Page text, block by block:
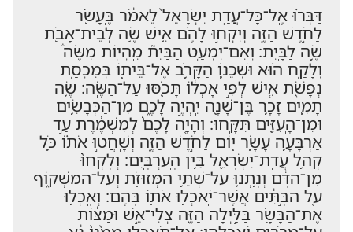
דַּבְּר֗וּ אֶֽל־כָּל־עֲדַ֤ת יִשְׂרָאֵל֙ לֵאמֹ֔ר בֶּֽעָשֹׂ֖ר
לַחֹ֣דֶשׁ הַזֶּ֑ה וְיִקְח֣וּ לָהֶ֗ם אִ֛ישׁ שֶׂ֥ה לְבֵית־אָבֹ֖ת
שֶׂ֥ה לַבָּֽיִת׃ וְאִם־יִמְעַ֣ט הַבַּיִת֮ מִֽהְי֣וֹת מִשֶּׂה֒
וְלָקַ֣ח ה֗וּא וּשְׁכֵנ֛וֹ הַקָּרֹ֥ב אֶל־בֵּית֖וֹ בְּמִכְסַ֣ת
נְפָשֹׁ֑ת אִ֚ישׁ לְפִ֣י אָכְל֔וֹ תָּכֹ֖סּוּ עַל־הַשֶּֽׂה׃ שֶׂ֥ה
תָמִ֛ים זָכָ֥ר בֶּן־שָׁנָ֖ה יִֽהְיֶ֣ה לָכֶ֑ם מִן־הַכְּבָשִׂ֥ים
וּמִן־הָֽעִזִּ֖ים תִּקָּֽחוּ׃ וְהָיָ֤ה לָכֶם֙ לְמִשְׁמֶ֔רֶת עַ֣ד
אַרְבָּעָ֥ה עָשָׂ֛ר י֖וֹם לַחֹ֣דֶשׁ הַזֶּ֑ה וְשָֽׁחֲט֣וּ אֹת֗וֹ כֹּ֛ל
קְהַ֥ל עֲדַֽת־יִשְׂרָאֵ֖ל בֵּ֥ין הָֽעַרְבָּֽיִם׃ וְלָֽקְחוּ֙
מִן־הַדָּ֔ם וְנָ֥תְנ֛וּ עַל־שְׁתֵּ֥י הַמְּזוּזֹ֖ת וְעַל־הַמַּשְׁק֑וֹף
עַ֚ל הַבָּ֣תִּ֔ים אֲשֶׁר־יֹֽאכְל֥וּ אֹת֖וֹ בָּהֶֽם׃ וְאָֽכְל֥וּ
אֶת־הַבָּשָׂ֖ר בַּלַּ֣יְלָה הַזֶּ֑ה צְלִי־אֵ֣שׁ וּמַצּ֔וֹת